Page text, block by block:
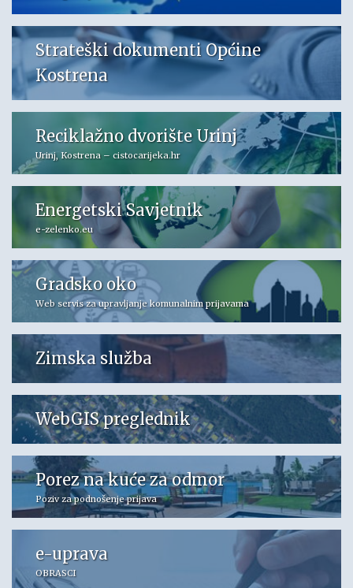
Strateški dokumenti Općine
Kostrena
Reciklažno dvorište Urinj
Urinj, Kostrena – cistocarijeka.hr
Energetski Savjetnik
e-zelenko.eu
Gradsko oko
Web servis za upravljanje komunalnim prijavama
Zimska služba
WebGIS preglednik
Porez na kuće za odmor
Poziv za podnošenje prijava
e-uprava
OBRASCI